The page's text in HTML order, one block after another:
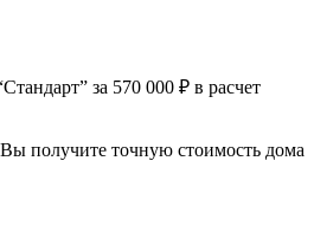
за 570 000 ₽ в расчет
получите точную стоимость дома